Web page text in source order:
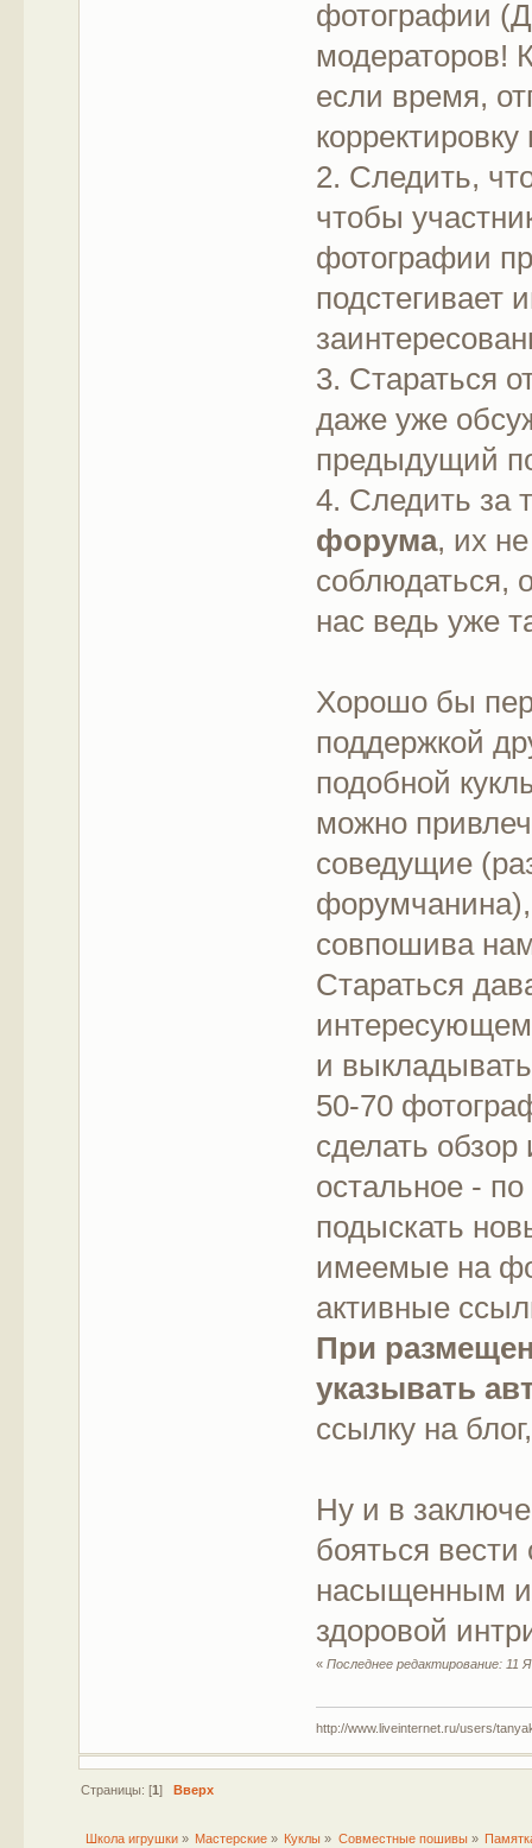
фотографии
модераторов!
если время,
2. Следить,
чтобы
фотографии
подстегивает
3. Стараться
даже уже
предыдущий
4. Следить за
форума, их
соблюдаться,
нас ведь уже
Хорошо бы
поддержкой
подобной
можно
соведущие
форумчанина),
совпошива
Стараться
и
50-70
сделать
остальное -
подыскать
имеемые на
активные
При
указывать
ссылку на
Ну и в
бояться вести
насыщенным
здоровой
«Последнее редактирование: 11
http://www.liveinternet.ru/users/
Страницы: [1] Вверх
Школа игрушки» Мастерские » Куклы » Совместные пошивы»